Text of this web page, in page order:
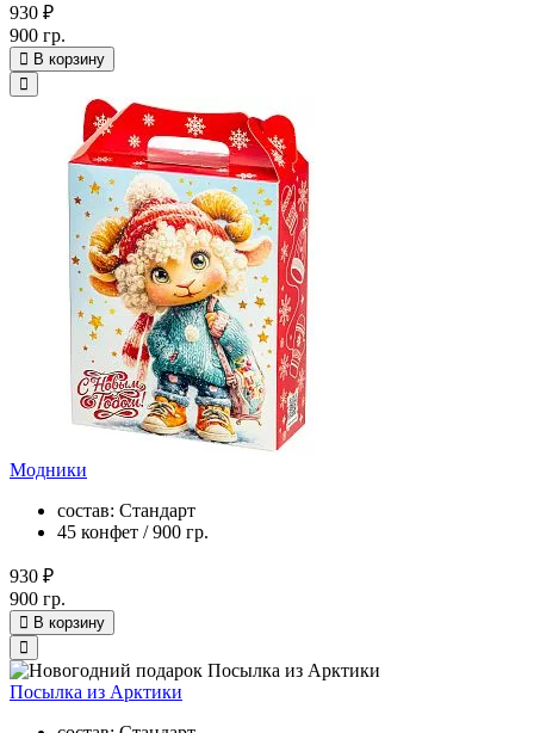
930 ₽
900 гр.
В корзину
Модники
состав: Стандарт
45 конфет / 900 гр.
930 ₽
900 гр.
В корзину
Посылка из Арктики